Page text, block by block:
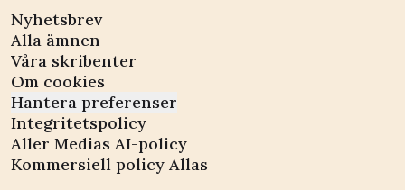
Nyhetsbrev
Alla ämnen
Våra skribenter
Om cookies
Hantera preferenser
Integritetspolicy
Aller Medias AI-policy
Kommersiell policy Allas